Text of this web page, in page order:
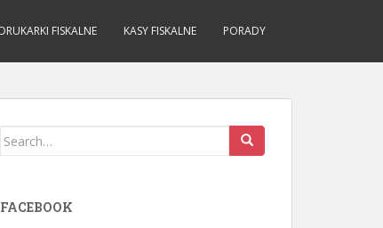
DRUKARKI FISKALNE KASY FISKALNE PORADY
Search
FACEBOOK